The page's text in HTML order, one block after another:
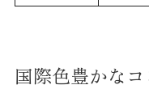
国際色豊かな